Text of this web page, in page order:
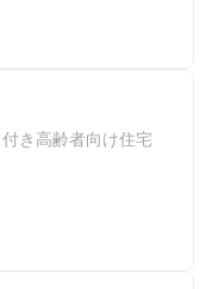
き高齢者向け住宅